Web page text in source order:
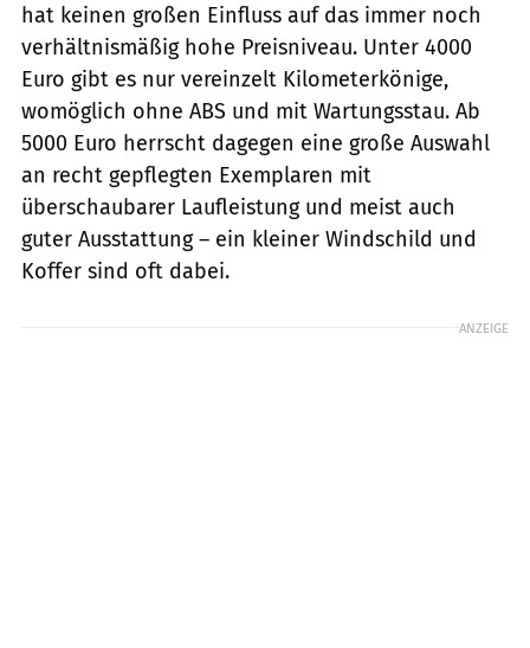
hat keinen großen Einfluss auf das immer noch
verhältnismäßig hohe Preisniveau. Unter 4000
Euro gibt es nur vereinzelt Kilometerkönige,
womöglich ohne ABS und mit Wartungsstau. Ab
5000 Euro herrscht dagegen eine große Auswahl
an recht gepflegten Exemplaren mit
überschaubarer Laufleistung und meist auch
guter Ausstattung – ein kleiner Windschild und
Koffer sind oft dabei.
ANZEIGE